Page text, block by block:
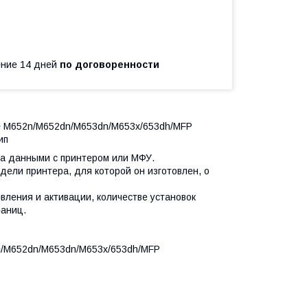
14 дней по договоренности
M652dn/M653dn/M653x/653dh/MFP
данными с принтером или МФУ.
принтера, для которой он изготовлен, о
и активации, количестве установок
M653dn/M653x/653dh/MFP